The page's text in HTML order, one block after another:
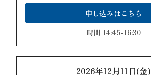
申し込みはこちら
時間 14:45-16:30
2026年12月11日(金)